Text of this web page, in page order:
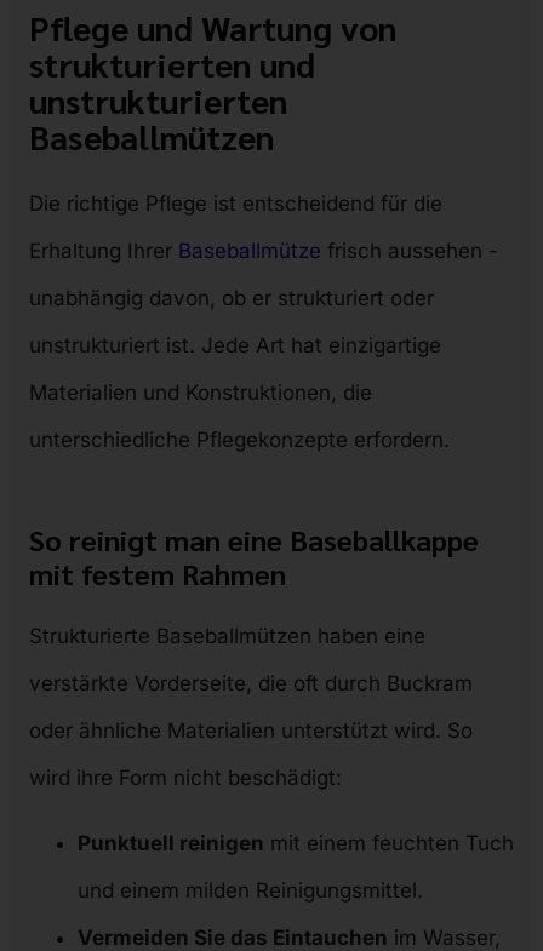
Pflege und Wartung von
strukturierten und
unstrukturierten
Baseballmützen
Die richtige Pflege ist entscheidend für die
Erhaltung Ihrer Baseballmütze frisch aussehen -
unabhängig davon, ob er strukturiert oder
unstrukturiert ist. Jede Art hat einzigartige
Materialien und Konstruktionen, die
unterschiedliche Pflegekonzepte erfordern.
So reinigt man eine Baseballkappe
mit festem Rahmen
Strukturierte Baseballmützen haben eine
verstärkte Vorderseite, die oft durch Buckram
oder ähnliche Materialien unterstützt wird. So
wird ihre Form nicht beschädigt:
Punktuell reinigen mit einem feuchten Tuch
und einem milden Reinigungsmittel.
Vermeiden Sie das Eintauchen im Wasser,